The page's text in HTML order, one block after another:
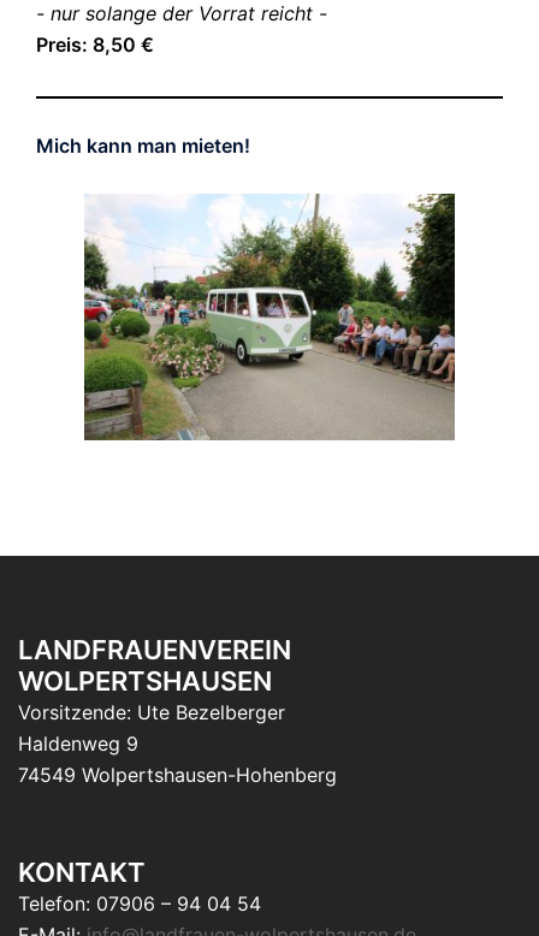
- nur solange der Vorrat reicht -
Preis: 8,50 €
Mich kann man mieten!
LANDFRAUENVEREIN
WOLPERTSHAUSEN
Vorsitzende: Ute Bezelberger
Haldenweg 9
74549 Wolpertshausen-Hohenberg
KONTAKT
Telefon: 07906 – 94 04 54